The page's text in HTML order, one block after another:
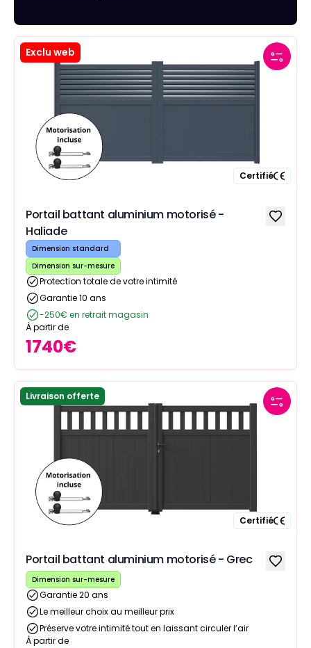
Exclu web
Certifié
Portail battant aluminium motorisé -
Haliade
Dimension standard
Dimension sur-mesure
Protection totale de votre intimité
Garantie 10 ans
-250€ en retrait magasin
À partir de
1740€
Livraison offerte
Certifié
Portail battant aluminium motorisé - Grec
Dimension sur-mesure
Garantie 20 ans
Le meilleur choix au meilleur prix
Préserve votre intimité tout en laissant circuler l’air
À partir de